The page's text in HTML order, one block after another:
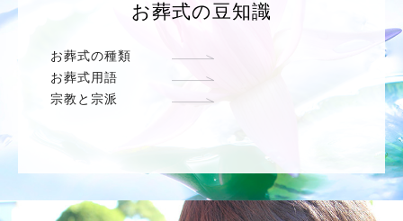
お葬式の豆知識
お葬式の種類
お葬式用語
宗教と宗派